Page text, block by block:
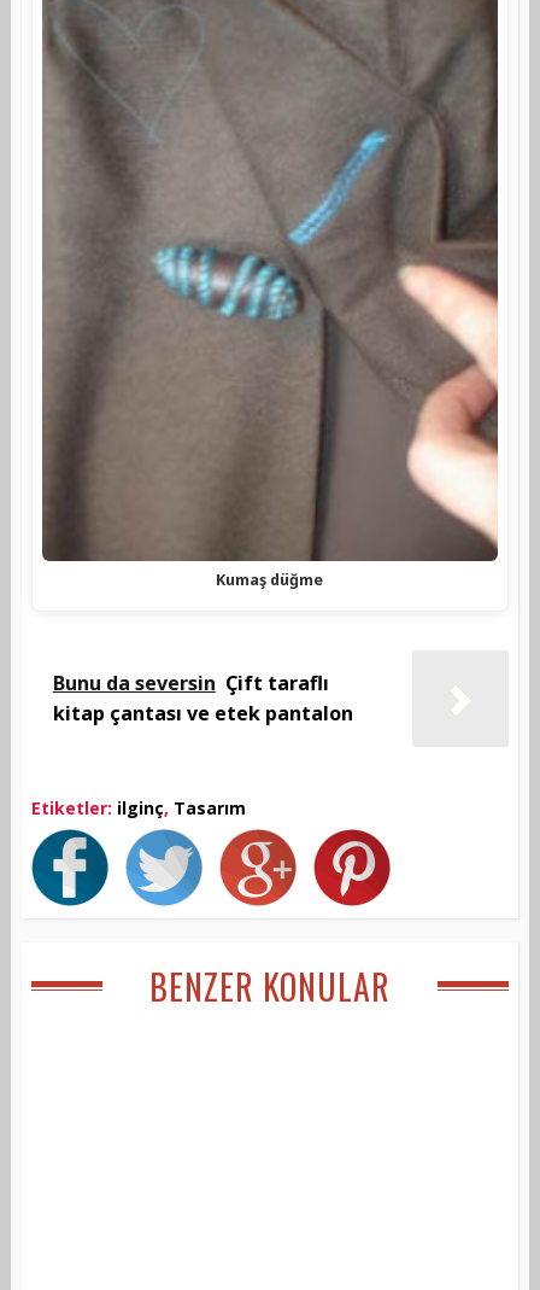
Kumaş düğme
Bunu da seversin Çift taraflı
kitap çantası ve etek pantalon
Etiketler: ilginç, Tasarım
BENZER KONULAR